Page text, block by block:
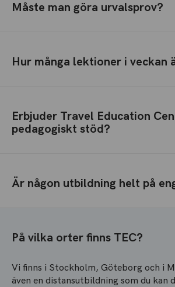
Måste man göra urvalsprov?
Hur många lektioner i veckan
Erbjuder Travel Education
pedagogiskt stöd?
Är någon utbildning helt på
På vilka orter finns TEC?
Vi finns i Stockholm, Göteborg och i
även en distansutbildning som du kan